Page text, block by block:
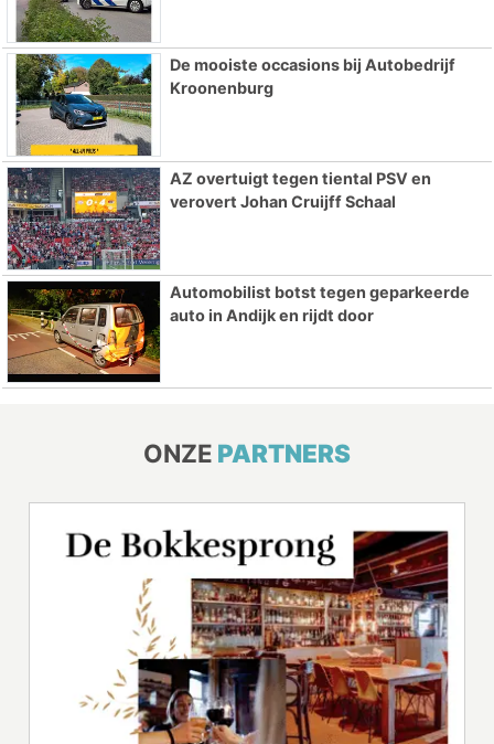
De mooiste occasions bij Autobedrijf
Kroonenburg
AZ overtuigt tegen tiental PSV en
verovert Johan Cruijff Schaal
Automobilist botst tegen geparkeerde
auto in Andijk en rijdt door
ONZE PARTNERS